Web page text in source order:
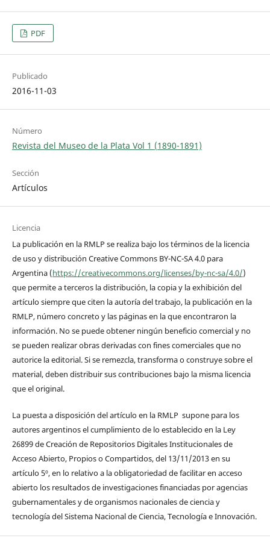
PDF
Publicado
2016-11-03
Número
Revista del Museo de la Plata Vol 1 (1890-1891)
Sección
Artículos
Licencia
La publicación en la RMLP se realiza bajo los términos de la licencia
de uso y distribución Creative Commons BY-NC-SA 4.0 para
Argentina (https://creativecommons.org/licenses/by-nc-sa/4.0/)
que permite a terceros la distribución, la copia y la exhibición del
artículo siempre que citen la autoría del trabajo, la publicación en la
RMLP, número concreto y las páginas en la que encontraron la
información. No se puede obtener ningún beneficio comercial y no
se pueden realizar obras derivadas con fines comerciales que no
autorice la editorial. Si se remezcla, transforma o construye sobre el
material, deben distribuir sus contribuciones bajo la misma licencia
que el original.
La puesta a disposición del artículo en la RMLP supone para los
autores argentinos el cumplimiento de lo establecido en la Ley
26899 de Creación de Repositorios Digitales Institucionales de
Acceso Abierto, Propios o Compartidos, del 13/11/2013 en su
artículo 5º, en lo relativo a la obligatoriedad de facilitar en acceso
abierto los resultados de investigaciones financiadas por agencias
gubernamentales y de organismos nacionales de ciencia y
tecnología del Sistema Nacional de Ciencia, Tecnología e Innovación.